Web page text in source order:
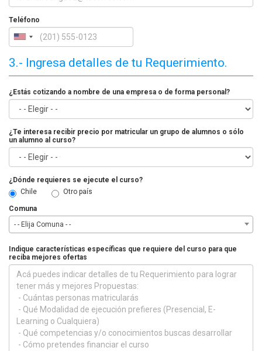
Teléfono
3.- Ingresa detalles de tu Requerimiento.
¿Estás cotizando a nombre de una empresa o de forma personal?
¿Te interesa recibir precio por matricular un grupo de alumnos o sólo
un alumno al curso?
¿Dónde requieres se ejecute el curso?
Chile
Otro país
Comuna
- - Elija Comuna - -
Indique características específicas que requiere del curso para que
reciba mejores ofertas